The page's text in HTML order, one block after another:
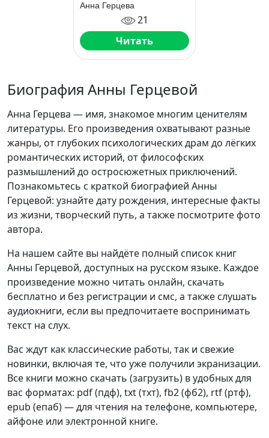
Анна Герцева
21
Читать
Биография Анны Герцевой
Анна Герцева — имя, знакомое многим ценителям
литературы. Его произведения охватывают разные
жанры, от глубоких психологических драм до лёгких
романтических историй, от философских
размышлений до остросюжетных приключений.
Познакомьтесь с краткой биографией Анны
Герцевой: узнайте дату рождения, интересные факты
из жизни, творческий путь, а также посмотрите фото
автора.
На нашем сайте вы найдёте полный список книг
Анны Герцевой, доступных на русском языке. Каждое
произведение можно читать онлайн, скачать
бесплатно и без регистрации и смс, а также слушать
аудиокниги, если вы предпочитаете воспринимать
текст на слух.
Вас ждут как классические работы, так и свежие
новинки, включая те, что уже получили экранизации.
Все книги можно скачать (загрузить) в удобных для
вас форматах: pdf (пдф), txt (тхт), fb2 (фб2), rtf (ртф),
epub (епаб) — для чтения на телефоне, компьютере,
айфоне или электронной книге.